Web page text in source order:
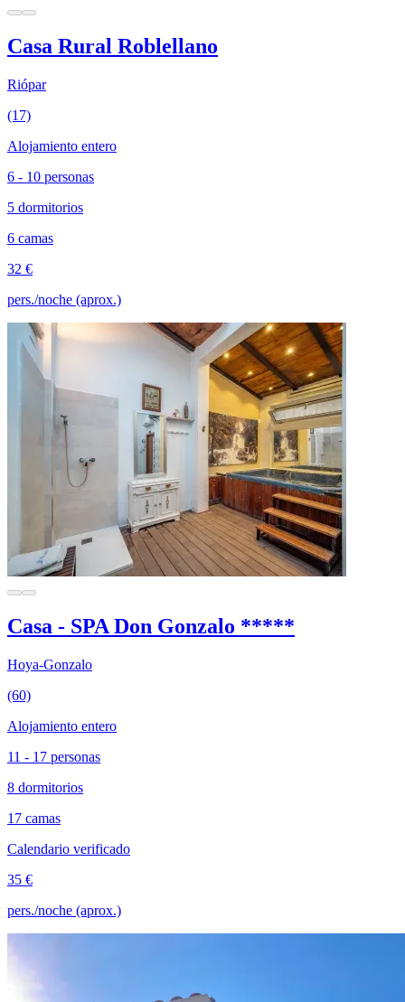
Casa Rural Roblellano
Riópar
(17)
Alojamiento entero
6 - 10 personas
5 dormitorios
6 camas
32 €
pers./noche (aprox.)
Casa - SPA Don Gonzalo *****
Hoya-Gonzalo
(60)
Alojamiento entero
11 - 17 personas
8 dormitorios
17 camas
Calendario verificado
35 €
pers./noche (aprox.)